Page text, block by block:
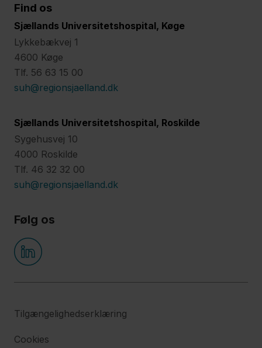
Find os
Sjællands Universitetshospital, Køge
Lykkebækvej 1
4600 Køge
Tlf. 56 63 15 00
suh@regionsjaelland.dk
Sjællands Universitetshospital, Roskilde
Sygehusvej 10
4000 Roskilde
Tlf. 46 32 32 00
suh@regionsjaelland.dk
Følg os
Tilgængelighedserklæring
Cookies